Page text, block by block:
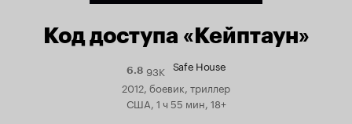
Код доступа «Кейптаун»
6.8Рейтинг
Кинопоиска
6.8
93K Safe House
2012, боевик, триллер
США, 1 ч 55 мин, 18+